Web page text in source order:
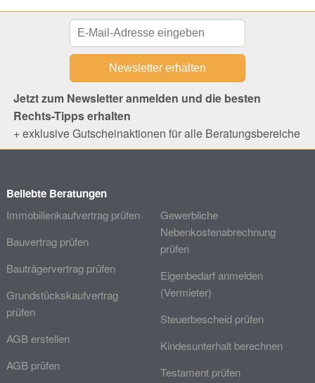
Jetzt zum Newsletter anmelden und die besten
Rechts-Tipps erhalten
+ exklusive Gutscheinaktionen für alle Beratungsbereiche
Beliebte Beratungen
Immobilienkaufvertrag prüfen
Bauvertrag prüfen
Bauträgervertrag prüfen
Grundstückskaufvertrag
prüfen
AGB erstellen
AGB prüfen
Gewerbliche
Nebenkostenabrechnung
prüfen
Eigenbedarf anmelden
(Vermieter)
Steuerbescheid prüfen
Kindesunterhalt berechnen
Testament prüfen